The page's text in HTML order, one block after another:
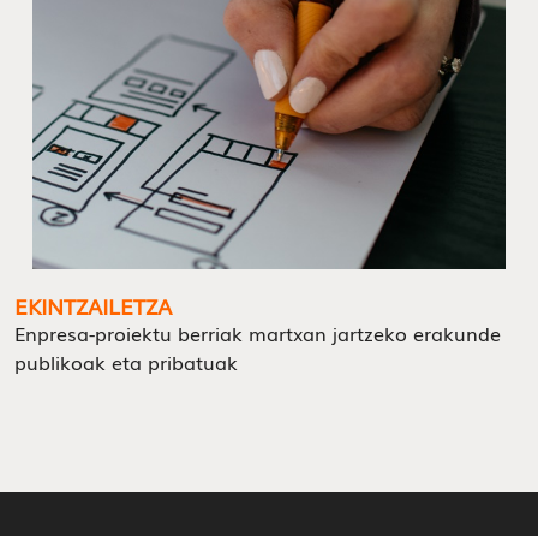
EKINTZAILETZA
Enpresa-proiektu berriak martxan jartzeko erakunde
publikoak eta pribatuak